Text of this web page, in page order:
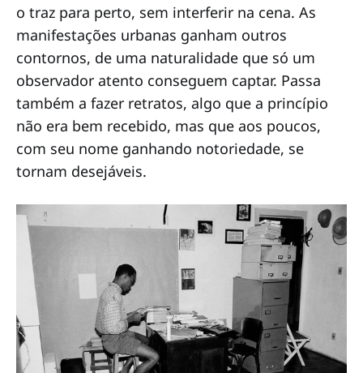
o traz para perto, sem interferir na cena. As
manifestações urbanas ganham outros
contornos, de uma naturalidade que só um
observador atento conseguem captar. Passa
também a fazer retratos, algo que a princípio
não era bem recebido, mas que aos poucos,
com seu nome ganhando notoriedade, se
tornam desejáveis.